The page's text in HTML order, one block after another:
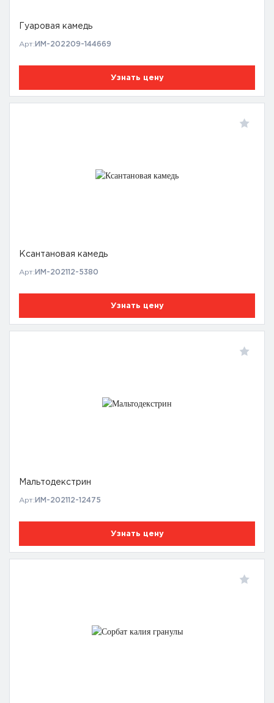
Гуаровая камедь
Арт: ИМ-202209-144669
Узнать цену
Ксантановая камедь
Арт: ИМ-202112-5380
Узнать цену
Мальтодекстрин
Арт: ИМ-202112-12475
Узнать цену